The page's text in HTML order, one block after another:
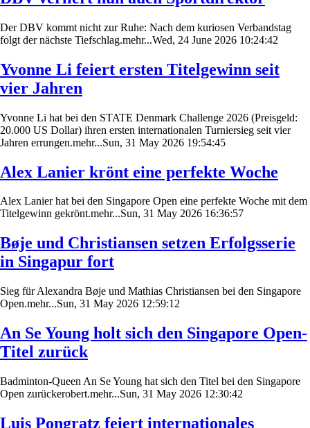
Der DBV kommt nicht zur Ruhe: Nach dem kuriosen Verbandstag
folgt der nächste Tiefschlag.mehr...Wed, 24 June 2026 10:24:42
Yvonne Li feiert ersten Titelgewinn seit
vier Jahren
Yvonne Li hat bei den STATE Denmark Challenge 2026 (Preisgeld:
20.000 US Dollar) ihren ersten internationalen Turniersieg seit vier
Jahren errungen.mehr...Sun, 31 May 2026 19:54:45
Alex Lanier krönt eine perfekte Woche
Alex Lanier hat bei den Singapore Open eine perfekte Woche mit dem
Titelgewinn gekrönt.mehr...Sun, 31 May 2026 16:36:57
Bøje und Christiansen setzen Erfolgsserie
in Singapur fort
Sieg für Alexandra Bøje und Mathias Christiansen bei den Singapore
Open.mehr...Sun, 31 May 2026 12:59:12
An Se Young holt sich den Singapore Open-
Titel zurück
Badminton-Queen An Se Young hat sich den Titel bei den Singapore
Open zurückerobert.mehr...Sun, 31 May 2026 12:30:42
Luis Pongratz feiert internationales